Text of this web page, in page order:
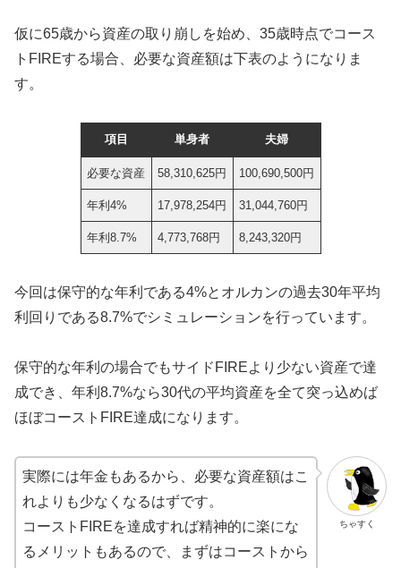
仮に65歳から資産の取り崩しを始め、35歳時点でコース
トFIREする場合、必要な資産額は下表のようになりま
す。
項目 単身者 夫婦
必要な資産 58,310,625円 100,690,500円
年利4% 17,978,254円 31,044,760円
年利8.7% 4,773,768円 8,243,320円
今回は保守的な年利である4%とオルカンの過去30年平均
利回りである8.7%でシミュレーションを行っています。
保守的な年利の場合でもサイドFIREより少ない資産で達
成でき、年利8.7%なら30代の平均資産を全て突っ込めば
ほぼコーストFIRE達成になります。
ちゃすく
実際には年金もあるから、必要な資産額はこ
れよりも少なくなるはずです。
コーストFIREを達成すれば精神的に楽にな
るメリットもあるので、まずはコーストから